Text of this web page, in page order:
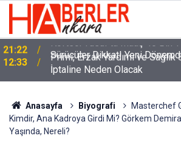
12:33
Sürücüler Dikkat! Yeni
İptaline Neden Olacak
Anasayfa Biyografi
Masterchef
Kimdir, Ana Kadroya Girdi Mi? Görkem
Yaşında, Nereli?